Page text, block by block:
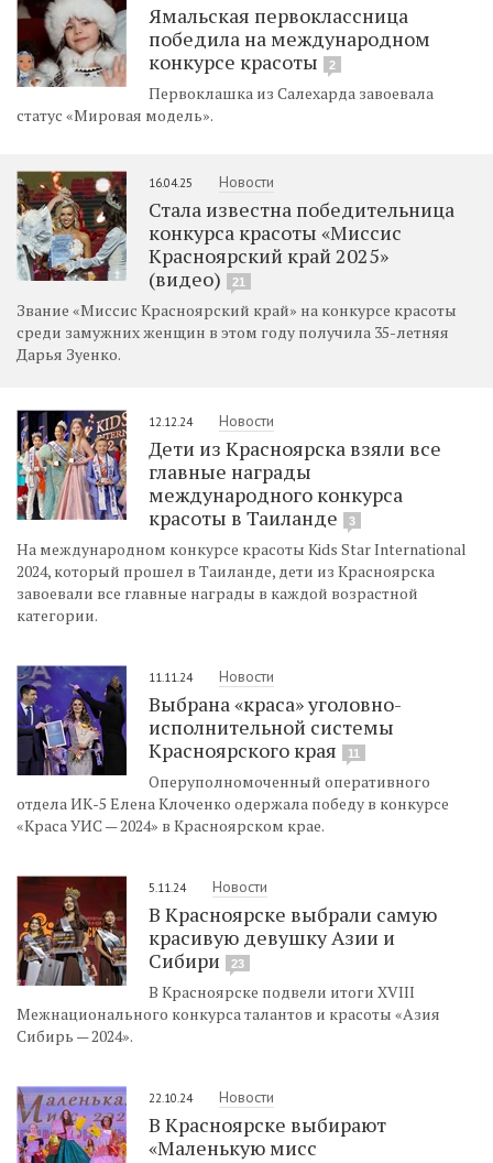
Ямальская первоклассница
победила на международном
конкурсе красоты
2
Первоклашка из Салехарда завоевала
статус «Мировая модель».
16.04.25 Новости
Стала известна победительница
конкурса красоты «Миссис
Красноярский край 2025»
(видео)
21
Звание «Миссис Красноярский край» на конкурсе красоты
среди замужних женщин в этом году получила 35-летняя
Дарья Зуенко.
12.12.24 Новости
Дети из Красноярска взяли все
главные награды
международного конкурса
красоты в Таиланде
3
На международном конкурсе красоты Kids Star International
2024, который прошел в Таиланде, дети из Красноярска
завоевали все главные награды в каждой возрастной
категории.
11.11.24 Новости
Выбрана «краса» уголовно-
исполнительной системы
Красноярского края
11
Оперуполномоченный оперативного
отдела ИК-5 Елена Клоченко одержала победу в конкурсе
«Краса УИС — 2024» в Красноярском крае.
5.11.24 Новости
В Красноярске выбрали самую
красивую девушку Азии и
Сибири
23
В Красноярске подвели итоги XVIII
Межнационального конкурса талантов и красоты «Азия
Сибирь — 2024».
22.10.24 Новости
В Красноярске выбирают
«Маленькую мисс